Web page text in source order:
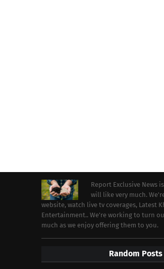
Report Exclusive News
will like very much.
website, watch live tv coverages, Latest
Entertainment.. We're working to turn
much as we enjoy offering them to you.
Random Posts